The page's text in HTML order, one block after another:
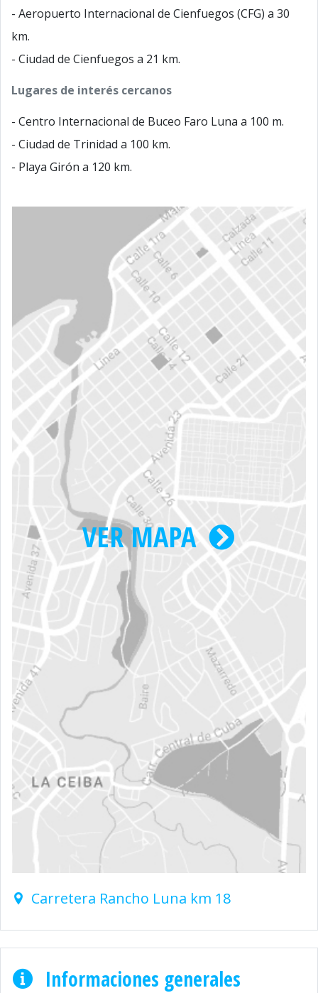
- Aeropuerto Internacional de Cienfuegos (CFG) a 30
km.
- Ciudad de Cienfuegos a 21 km.
Lugares de interés cercanos
- Centro Internacional de Buceo Faro Luna a 100 m.
- Ciudad de Trinidad a 100 km.
- Playa Girón a 120 km.
VER MAPA
Carretera Rancho Luna km 18
Informaciones generales